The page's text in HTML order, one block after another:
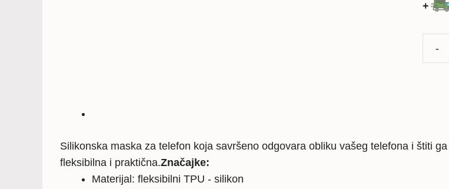
+
Silikonska maska za telefon koja savršeno odgovara obliku vašeg telefona i štiti
fleksibilna i praktična.Značajke:
Materijal: fleksibilni TPU - silikon